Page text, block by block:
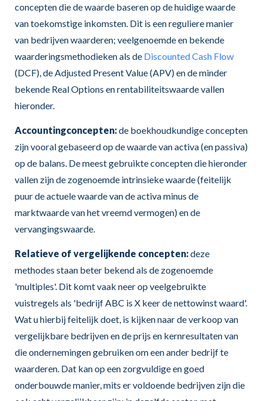
concepten die de waarde baseren op de huidige waarde
van toekomstige inkomsten. Dit is een reguliere manier
van bedrijven waarderen; veelgenoemde en bekende
waarderingsmethodieken als de Discounted Cash Flow
(DCF), de Adjusted Present Value (APV) en de minder
bekende Real Options en rentabiliteitswaarde vallen
hieronder.
Accountingconcepten:de boekhoudkundige concepten
zijn vooral gebaseerd op de waarde van activa (en passiva)
op de balans. De meest gebruikte concepten die hieronder
vallen zijn de zogenoemde intrinsieke waarde (feitelijk
puur de actuele waarde van de activa minus de
marktwaarde van het vreemd vermogen) en de
vervangingswaarde.
Relatieve of vergelijkende concepten:deze
methodes staan beter bekend als de zogenoemde
'multiples'. Dit komt vaak neer op veelgebruikte
vuistregels als 'bedrijf ABC is X keer de nettowinst waard'.
Wat u hierbij feitelijk doet, is kijken naar de verkoop van
vergelijkbare bedrijven en de prijs en kernresultaten van
die ondernemingen gebruiken om een ander bedrijf te
waarderen. Dat kan op een zorgvuldige en goed
onderbouwde manier, mits er voldoende bedrijven zijn die